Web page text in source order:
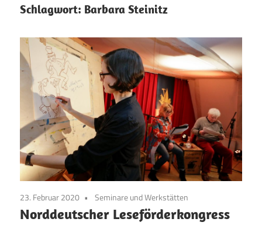
Schlagwort: Barbara Steinitz
23. Februar 2020 Seminare und Werkstätten
Norddeutscher Leseförderkongress